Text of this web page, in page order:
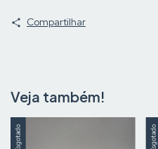
Compartilhar
Veja também!
Esgotado Esgotado